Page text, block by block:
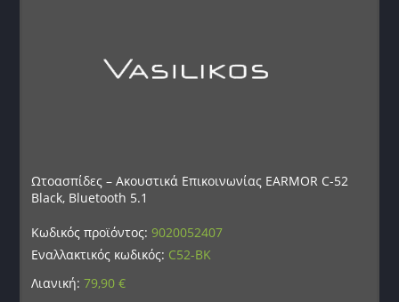
Ωτοασπίδες – Ακουστικά Επικοινωνίας EARMOR C-52
Black, Bluetooth 5.1
Κωδικός προϊόντος:9020052407
Εναλλακτικός κωδικός: C52-BK
Λιανική:79,90€